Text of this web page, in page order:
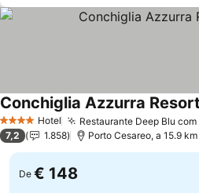
4 EstrelasHotel Restaurante Deep Blu
Conchiglia Azzurra
7,2 1.858 Porto Cesareo, a 15.9
De € 148